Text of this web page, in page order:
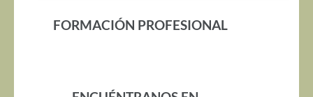
FORMACIÓN PROFESIONAL